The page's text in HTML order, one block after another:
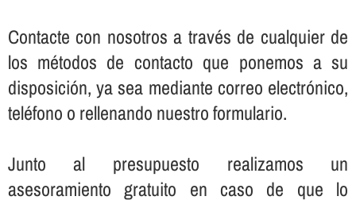
Contacte con nosotros a través de cualquier de
los métodos de contacto que ponemos a su
disposición, ya sea mediante correo electrónico,
teléfono o rellenando nuestro formulario.
Junto al presupuesto realizamos un
asesoramiento gratuito en caso de que lo